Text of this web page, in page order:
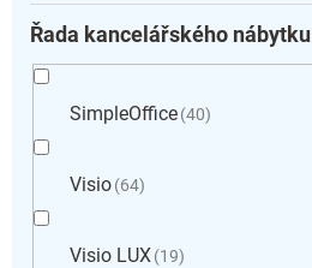
Řada kancelářského nábytku
SimpleOffice 40
Visio 64
Visio LUX 19